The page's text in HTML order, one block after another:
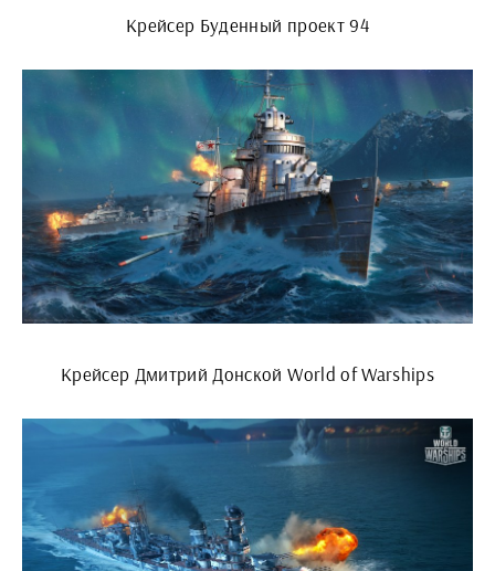
Крейсер Буденный проект 94
Крейсер Дмитрий Донской World of Warships